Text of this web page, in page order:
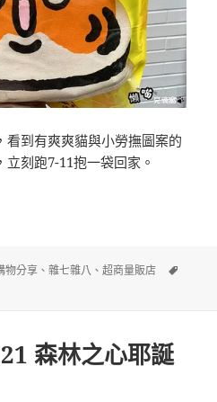
看到有爽爽貓與小勞撫圖案的
立刻跑7-11抱一袋回家。
年歡樂組合包
物分享 、雜七雜八 、超商量販店
歡樂組合包〉
森林之心耶誕